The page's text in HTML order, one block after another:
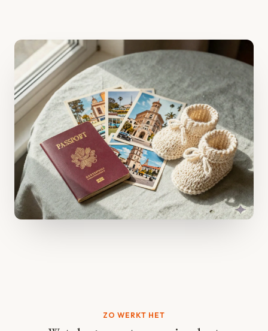
ZO WERKT HET